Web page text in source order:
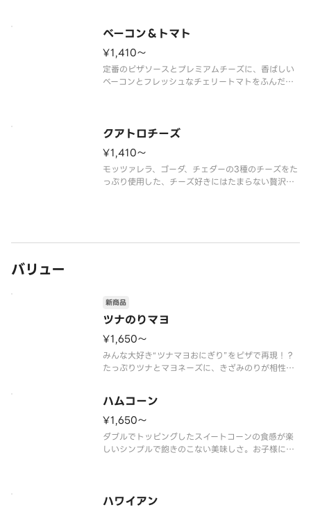
ベーコン＆トマト
¥1,410〜
定番のピザソースとプレミアムチーズに、香ばしい
ベーコンとフレッシュなチェリートマトをふんだん
ンド、ピザソース
クアトロチーズ
¥1,410〜
モッツァレラ、ゴーダ、チェダーの3種のチーズをた
っぷり使用した、チーズ好きにはたまらない贅沢な
モッツァレラチーズ、
バリュー
ツナのりマヨ
新商品
¥1,650〜
みんな大好き“ツナマヨおにぎり”をピザで再現！？
たっぷりツナとマヨネーズに、きざみのりが相性抜
ツナ、きざみのり、プレミアムチーズブレンド、マ
ヨネーズ ※きざみのりは別添え
ハムコーン
¥1,650〜
ダブルでトッピングしたスイートコーンの食感が楽
しいシンプルで飽きのこない美味しさ。お子様にも
ンド、ピザソース
ハワイアン